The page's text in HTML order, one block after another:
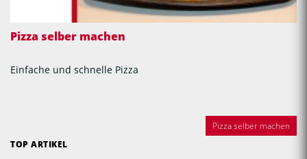
Pizza selber machen
Einfache und schnelle Pizza
Pizza selber machen
TOP ARTIKEL